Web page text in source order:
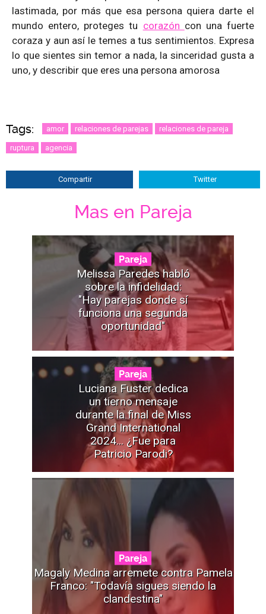
lastimada, por más que esa persona quiera darte el
mundo entero, proteges tu corazón con una fuerte
coraza y aun así le temes a tus sentimientos. Expresa
lo que sientes sin temor a nada, la sinceridad gusta a
uno, y describir que eres una persona amorosa
Tags: amor relaciones de parejas relaciones de pareja
ruptura agencia
Compartir Twitter
Mas en Pareja
Pareja
Melissa Paredes habló
sobre la infidelidad:
"Hay parejas donde sí
funciona una segunda
oportunidad"
Pareja
Luciana Fuster dedica
un tierno mensaje
durante la final de Miss
Grand International
2024... ¿Fue para
Patricio Parodi?
Pareja
Magaly Medina arremete contra Pamela
Franco: "Todavía sigues siendo la
clandestina"